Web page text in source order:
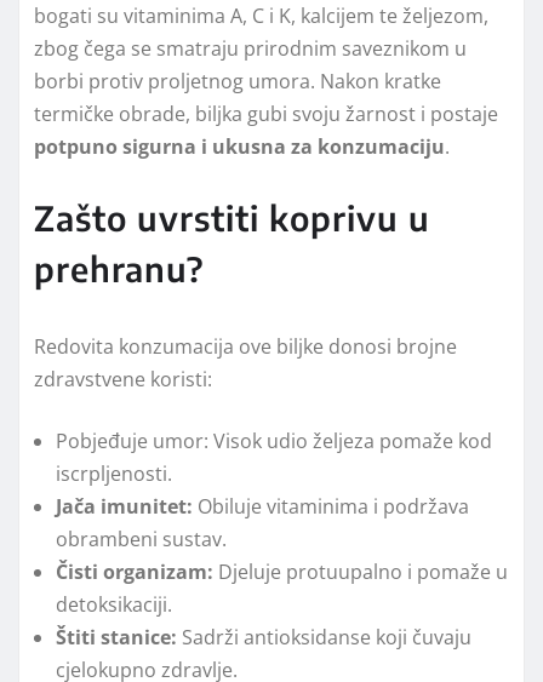
bogati su vitaminima A, C i K, kalcijem te željezom,
zbog čega se smatraju prirodnim saveznikom u
borbi protiv proljetnog umora. Nakon kratke
termičke obrade, biljka gubi svoju žarnost i postaje
potpuno sigurna i ukusna za konzumaciju.
Zašto uvrstiti koprivu u
prehranu?
Redovita konzumacija ove biljke donosi brojne
zdravstvene koristi:
Pobjeđuje umor: Visok udio željeza pomaže kod
iscrpljenosti.
Jača imunitet: Obiluje vitaminima i podržava
obrambeni sustav.
Čisti organizam: Djeluje protuupalno i pomaže u
detoksikaciji.
Štiti stanice: Sadrži antioksidanse koji čuvaju
cjelokupno zdravlje.